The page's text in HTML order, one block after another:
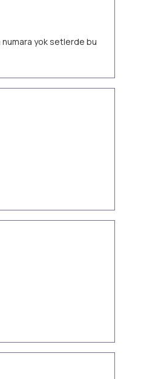
numara yok setlerde bu